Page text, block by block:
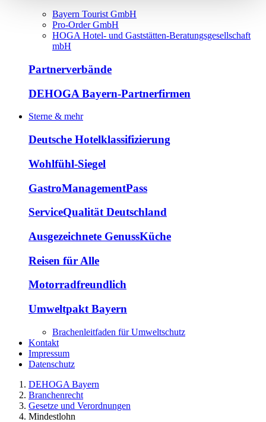
Bayern Tourist GmbH
Pro-Order GmbH
HOGA Hotel- und Gaststätten-Beratungsgesellschaft
mbH
Partnerverbände
DEHOGA Bayern-Partnerfirmen
Sterne & mehr
Deutsche Hotelklassifizierung
Wohlfühl-Siegel
GastroManagementPass
ServiceQualität Deutschland
Ausgezeichnete GenussKüche
Reisen für Alle
Motorradfreundlich
Umweltpakt Bayern
Brachenleitfaden für Umweltschutz
Kontakt
Impressum
Datenschutz
DEHOGA Bayern
Branchenrecht
Gesetze und Verordnungen
Mindestlohn